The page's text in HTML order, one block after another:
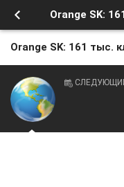
Orange SK:
Orange SK: 161 тыс.